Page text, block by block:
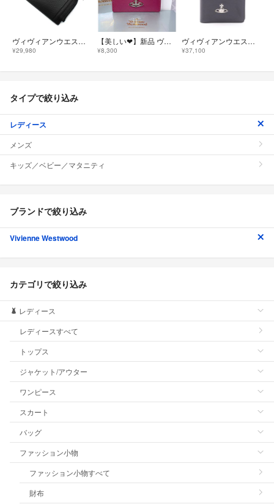
ヴィヴィアンウエストウッド 5402000YU S000D N403 カード入れ
¥29,980
【美しい❤︎】新品 ヴィヴィアン・ウエストウッド カードケース パスケース
¥8,300
ヴィヴィアンウエストウッド Vivienne Westwood パスポートケース パスケース アクセサリー レザー レディース ブラック系 51070053WL00B0N401 【新品】
¥37,100
タイプで絞り込み
レディース
メンズ
キッズ／ベビー／マタニティ
ブランドで絞り込み
Vivienne Westwood
カテゴリで絞り込み
レディース
レディースすべて
トップス
ジャケット/アウター
ワンピース
スカート
バッグ
ファッション小物
ファッション小物すべて
財布